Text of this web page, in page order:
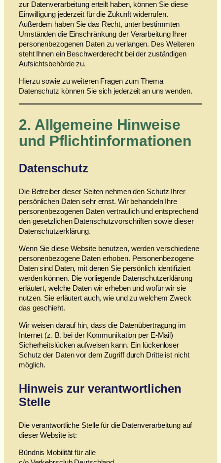
zur Datenverarbeitung erteilt haben, können Sie diese
Einwilligung jederzeit für die Zukunft widerrufen.
Außerdem haben Sie das Recht, unter bestimmten
Umständen die Einschränkung der Verarbeitung Ihrer
personenbezogenen Daten zu verlangen. Des Weiteren
steht Ihnen ein Beschwerderecht bei der zuständigen
Aufsichtsbehörde zu.
Hierzu sowie zu weiteren Fragen zum Thema
Datenschutz können Sie sich jederzeit an uns wenden.
2. Allgemeine Hinweise
und Pflicht­informationen
Datenschutz
Die Betreiber dieser Seiten nehmen den Schutz Ihrer
persönlichen Daten sehr ernst. Wir behandeln Ihre
personenbezogenen Daten vertraulich und entsprechend
den gesetzlichen Datenschutzvorschriften sowie dieser
Datenschutzerklärung.
Wenn Sie diese Website benutzen, werden verschiedene
personenbezogene Daten erhoben. Personenbezogene
Daten sind Daten, mit denen Sie persönlich identifiziert
werden können. Die vorliegende Datenschutzerklärung
erläutert, welche Daten wir erheben und wofür wir sie
nutzen. Sie erläutert auch, wie und zu welchem Zweck
das geschieht.
Wir weisen darauf hin, dass die Datenübertragung im
Internet (z. B. bei der Kommunikation per E-Mail)
Sicherheitslücken aufweisen kann. Ein lückenloser
Schutz der Daten vor dem Zugriff durch Dritte ist nicht
möglich.
Hinweis zur verantwortlichen
Stelle
Die verantwortliche Stelle für die Datenverarbeitung auf
dieser Website ist:
Bündnis Mobilität für alle